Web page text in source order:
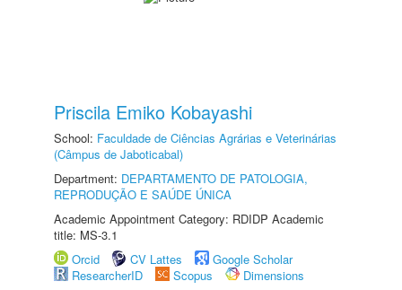
Priscila Emiko Kobayashi
School: Faculdade de Ciências Agrárias e Veterinárias
(Câmpus de Jaboticabal)
Department: DEPARTAMENTO DE PATOLOGIA,
REPRODUÇÃO E SAÚDE ÚNICA
Academic Appointment Category: RDIDP Academic
title: MS-3.1
Orcid
CV Lattes
Google Scholar
ResearcherID
Scopus
Dimensions